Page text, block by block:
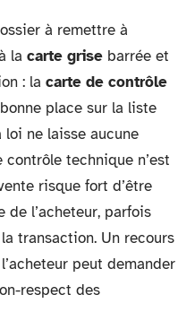
à remettre à
la carte grise barrée et
: la carte de contrôle
place sur la liste
ne laisse aucune
technique n’est
risque fort d’être
de l’acheteur, parfois
transaction. Un recours
peut demander
respect des